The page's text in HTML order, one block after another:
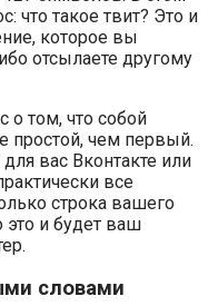
что такое твит? Это и
которое вы
отсылаете другому
о том, что собой
простой, чем первый.
вас Вконтакте или
все
строка вашего
это и будет ваш
словами